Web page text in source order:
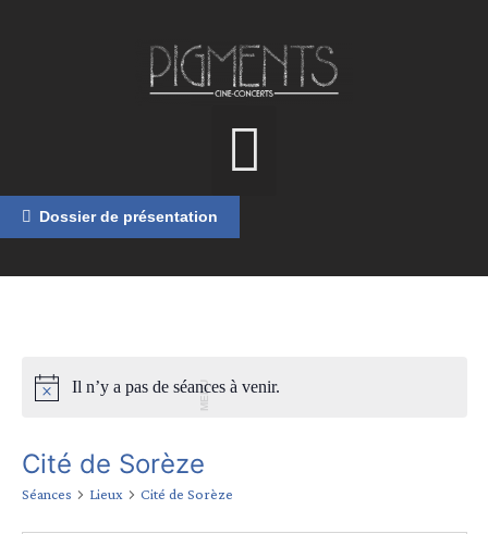
MENU
Dossier de présentation
Il n’y a pas de séances à venir.
Cité de Sorèze
Séances Lieux Cité de Sorèze